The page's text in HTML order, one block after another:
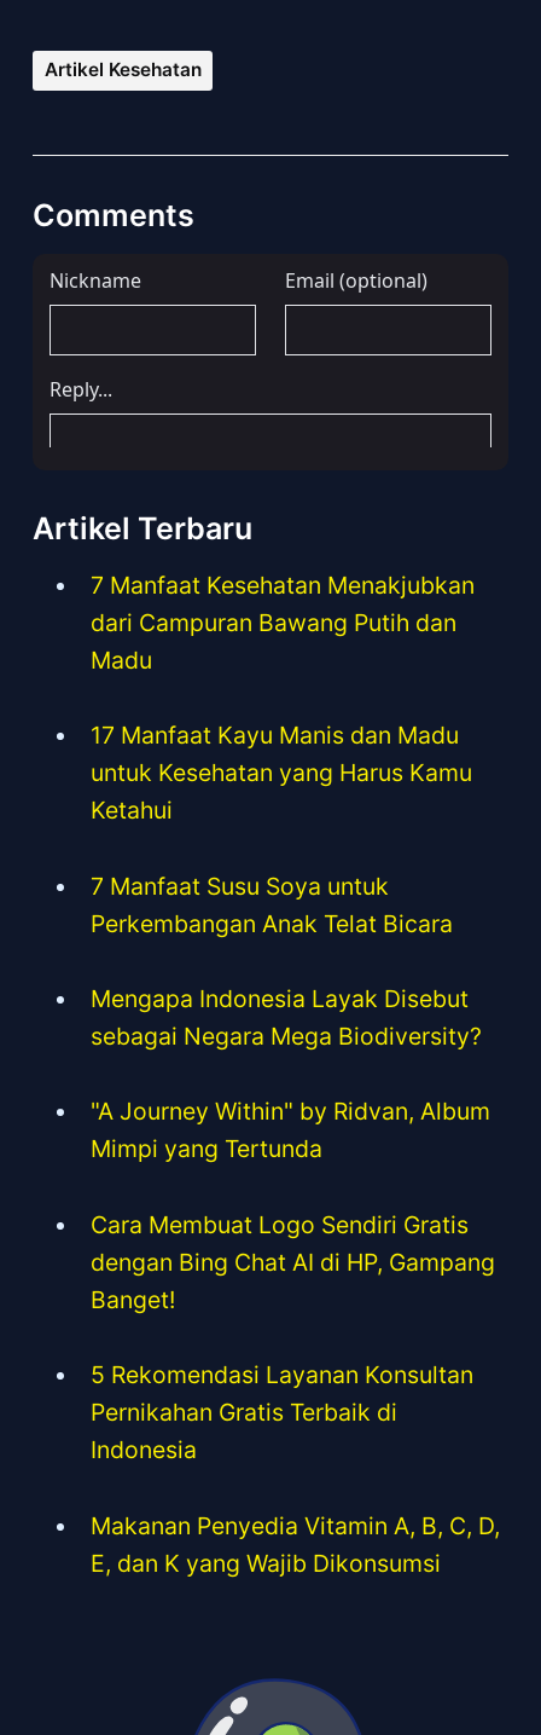
Artikel Kesehatan
Comments
Artikel Terbaru
7 Manfaat Kesehatan Menakjubkan
dari Campuran Bawang Putih dan
Madu
17 Manfaat Kayu Manis dan Madu
untuk Kesehatan yang Harus Kamu
Ketahui
7 Manfaat Susu Soya untuk
Perkembangan Anak Telat Bicara
Mengapa Indonesia Layak Disebut
sebagai Negara Mega Biodiversity?
"A Journey Within" by Ridvan, Album
Mimpi yang Tertunda
Cara Membuat Logo Sendiri Gratis
dengan Bing Chat AI di HP, Gampang
Banget!
5 Rekomendasi Layanan Konsultan
Pernikahan Gratis Terbaik di
Indonesia
Makanan Penyedia Vitamin A, B, C, D,
E, dan K yang Wajib Dikonsumsi